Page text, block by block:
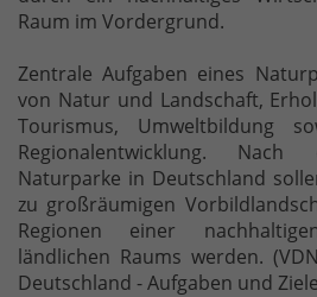
Raum im Vordergrund.
Zentrale Aufgaben eines
von Natur und Landschaft,
Tourismus, Umweltbildung
Regionalentwicklung.
Naturparke in Deutschland
zu großräumigen
Regionen einer
ländlichen Raums werden.
Deutschland - Aufgaben und